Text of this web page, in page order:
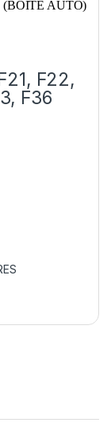
AUTO)
F22,
F36